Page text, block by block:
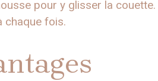
pour y glisser la
chaque fois.